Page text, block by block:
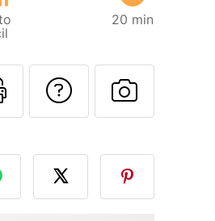
20 min
esta receita a
Imprima esta
Falar com
Fez